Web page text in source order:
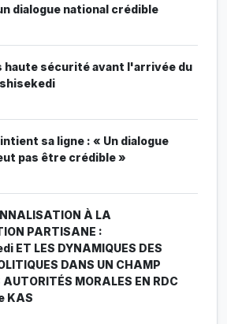
dialogue national crédible
haute sécurité avant l'arrivée du
sa ligne : « Un dialogue
pas être crédible »
À LA
PARTISANE :
ET LES DYNAMIQUES DES
DANS UN CHAMP
AUTORITÉS MORALES EN RDC
KAS